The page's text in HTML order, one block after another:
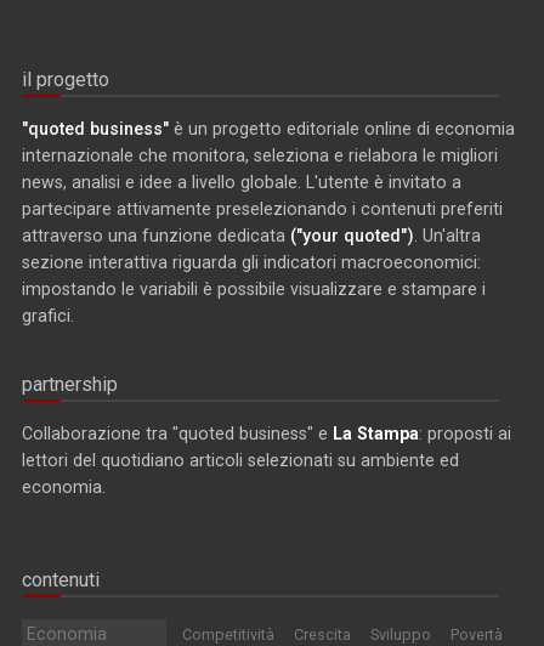
il progetto
"quoted business" è un progetto editoriale online di economia
internazionale che monitora, seleziona e rielabora le migliori
news, analisi e idee a livello globale. L'utente è invitato a
partecipare attivamente preselezionando i contenuti preferiti
attraverso una funzione dedicata ("your quoted"). Un'altra
sezione interattiva riguarda gli indicatori macroeconomici:
impostando le variabili è possibile visualizzare e stampare i
grafici.
partnership
Collaborazione tra "quoted business" e La Stampa: proposti ai
lettori del quotidiano articoli selezionati su ambiente ed
economia.
contenuti
Economia Competitività Crescita Sviluppo Povertà